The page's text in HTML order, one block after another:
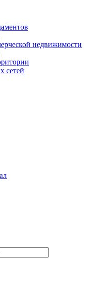
недвижимости
сетей